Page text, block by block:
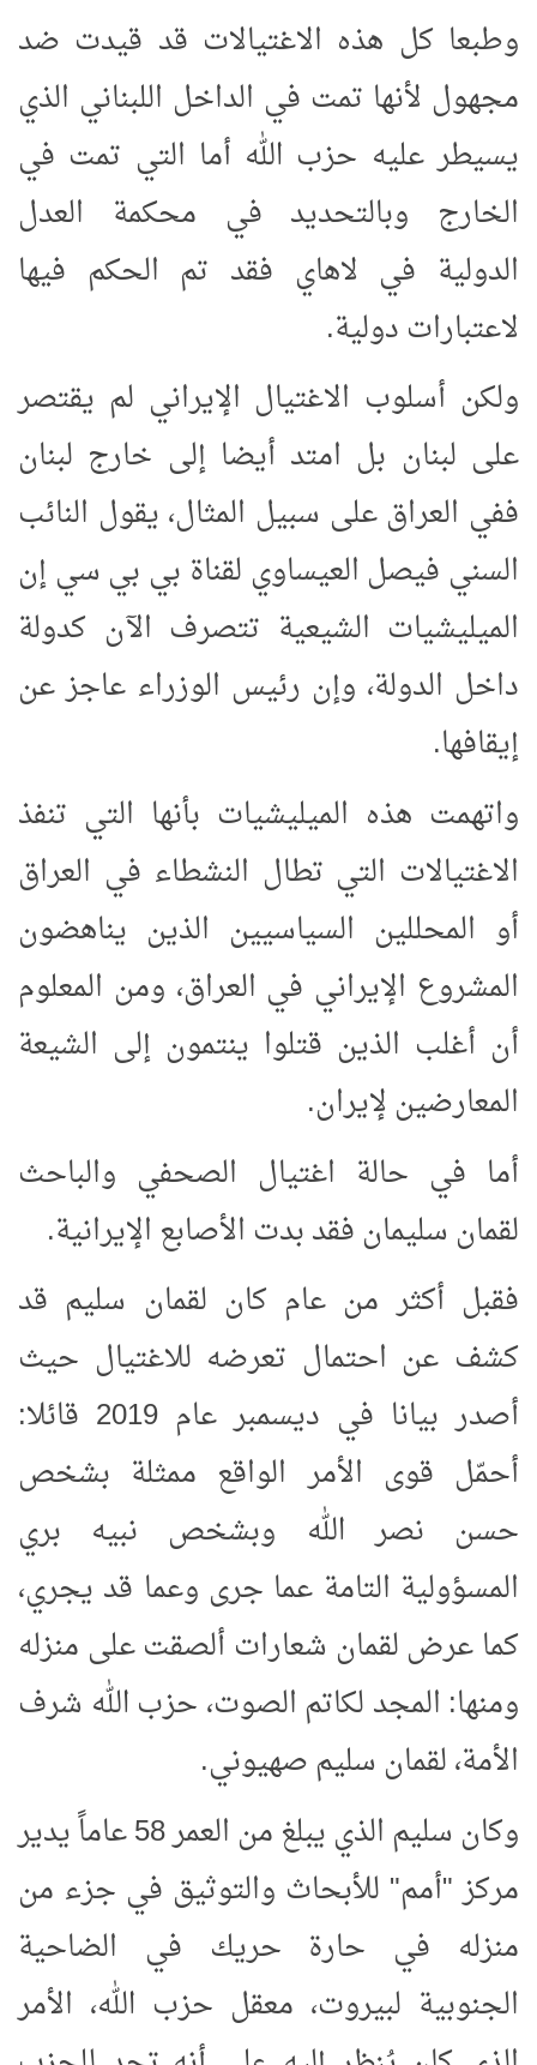
وطبعا كل هذه الاغتيالات قد قيدت ضد
مجهول لأنها تمت في الداخل اللبناني الذي
يسيطر عليه حزب الله أما التي تمت في
الخارج وبالتحديد في محكمة العدل
الدولية في لاهاي فقد تم الحكم فيها
لاعتبارات دولية.
ولكن أسلوب الاغتيال الإيراني لم يقتصر
على لبنان بل امتد أيضا إلى خارج لبنان
ففي العراق على سبيل المثال، يقول النائب
السني فيصل العيساوي لقناة بي بي سي إن
الميليشيات الشيعية تتصرف الآن كدولة
داخل الدولة، وإن رئيس الوزراء عاجز عن
إيقافها.
واتهمت هذه الميليشيات بأنها التي تنفذ
الاغتيالات التي تطال النشطاء في العراق
أو المحللين السياسيين الذين يناهضون
المشروع الإيراني في العراق، ومن المعلوم
أن أغلب الذين قتلوا ينتمون إلى الشيعة
المعارضين لإيران.
أما في حالة اغتيال الصحفي والباحث
لقمان سليمان فقد بدت الأصابع الإيرانية.
فقبل أكثر من عام كان لقمان سليم قد
كشف عن احتمال تعرضه للاغتيال حيث
أصدر بيانا في ديسمبر عام 2019 قائلا:
أحمّل قوى الأمر الواقع ممثلة بشخص
حسن نصر الله وبشخص نبيه بري
المسؤولية التامة عما جرى وعما قد يجري،
كما عرض لقمان شعارات ألصقت على منزله
ومنها: المجد لكاتم الصوت، حزب الله شرف
الأمة، لقمان سليم صهيوني.
وكان سليم الذي يبلغ من العمر 58 عاماً يدير
مركز "أمم" للأبحاث والتوثيق في جزء من
منزله في حارة حريك في الضاحية
الجنوبية لبيروت، معقل حزب الله، الأمر